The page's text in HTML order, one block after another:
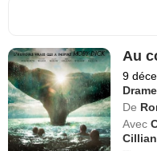
Au
9
Drame
De
Avec